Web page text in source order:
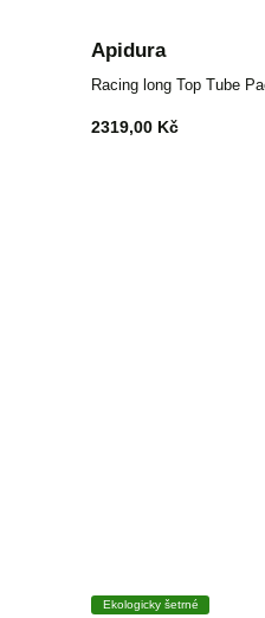
Apidura
Racing long Top Tube
2319,00 Kč
Ekologicky šetrné